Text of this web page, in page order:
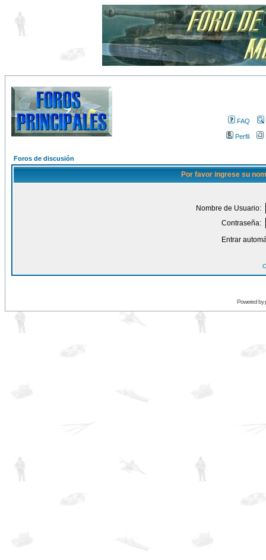
FAQ
Perfil
Foros de discusión
Por favor ingrese su
Nombre de Usuario:
Contraseña:
Entrar
Powered by